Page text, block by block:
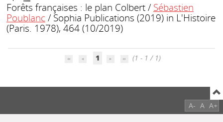
Forêts françaises : le plan Colbert/ Sébastien
Poublanc/ Sophia Publications (2019) in L'Histoire
(Paris. 1978), 464 (10/2019)
1 (1 - 1 / 1)
A- A A+